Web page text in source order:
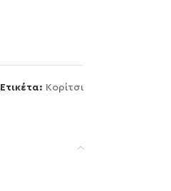
Ετικέτα: Κορίτσι